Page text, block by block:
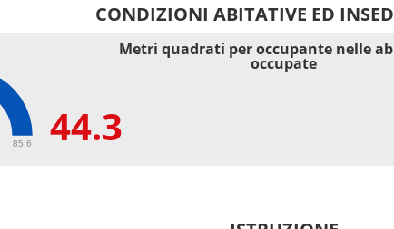
CONDIZIONI ABITATIVE ED
85.6 44.3
Metri quadrati per occupante nelle
occupate